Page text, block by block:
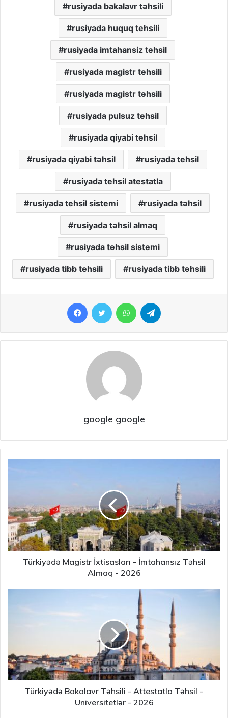
rusiyada bakalavr təhsili
rusiyada huquq tehsili
rusiyada imtahansiz tehsil
rusiyada magistr tehsili
rusiyada magistr təhsili
rusiyada pulsuz tehsil
rusiyada qiyabi tehsil
rusiyada qiyabi təhsil rusiyada tehsil
rusiyada tehsil atestatla
rusiyada tehsil sistemi rusiyada təhsil
rusiyada təhsil almaq
rusiyada təhsil sistemi
rusiyada tibb tehsili rusiyada tibb təhsili
FacebookTwitter WhatsApp
google google
Türkiyədə Magistr İxtisasları - İmtahansız Təhsil
Almaq - 2026
Türkiyədə Bakalavr Təhsili - Attestatla Təhsil -
Universitetlər - 2026